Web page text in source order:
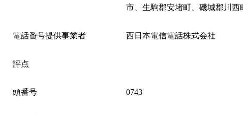
市、生駒郡安堵町、磯城郡川西
電話番号提供事業者 西日本電信電話株式会社
評点
頭番号 0743